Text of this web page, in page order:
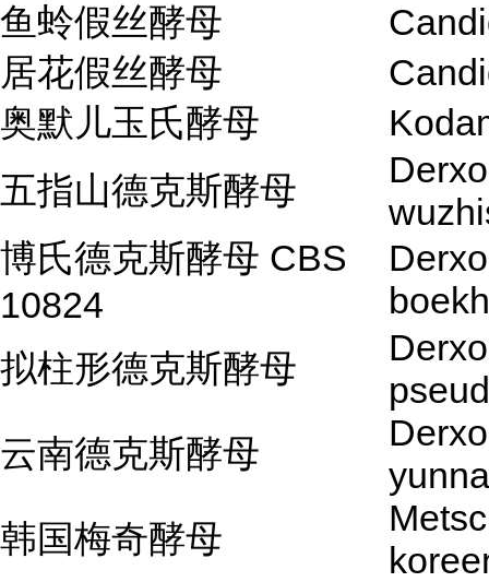
鱼蛉假丝酵母
居花假丝酵母
奥默儿玉氏酵母
五指山德克斯酵母
博氏德克斯酵母 CBS
10824
拟柱形德克斯酵母
云南德克斯酵母
韩国梅奇酵母